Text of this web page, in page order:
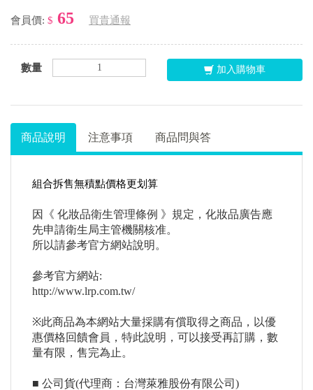
會員價: $ 65 買貴通報
數量 加入購物車
商品說明 注意事項 商品問與答
組合拆售無積點價格更划算
因《 化妝品衛生管理條例 》規定，化妝品廣告應
先申請衛生局主管機關核准。
所以請參考官方網站說明。
參考官方網站:
http://www.lrp.com.tw/
※此商品為本網站大量採購有償取得之商品，以優
惠價格回饋會員，特此說明，可以接受再訂購，數
量有限，售完為止。
■ 公司貨(代理商：台灣萊雅股份有限公司)